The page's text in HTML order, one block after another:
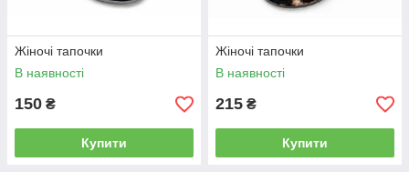
Жіночі тапочки
В наявності
150 ₴
Купити
Жіночі тапочки
В наявності
215 ₴
Купити